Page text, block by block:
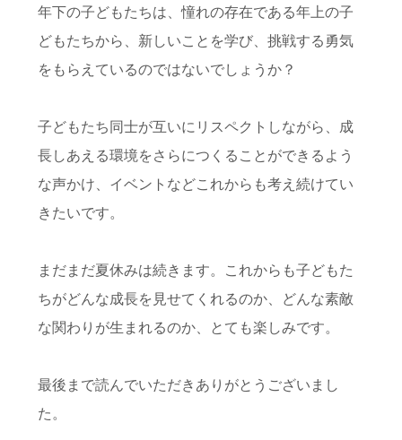
年下の子どもたちは、憧れの存在である年上の子
どもたちから、新しいことを学び、挑戦する勇気
をもらえているのではないでしょうか？
子どもたち同士が互いにリスペクトしながら、成
長しあえる環境をさらにつくることができるよう
な声かけ、イベントなどこれからも考え続けてい
きたいです。
まだまだ夏休みは続きます。これからも子どもた
ちがどんな成長を見せてくれるのか、どんな素敵
な関わりが生まれるのか、とても楽しみです。
最後まで読んでいただきありがとうございまし
た。